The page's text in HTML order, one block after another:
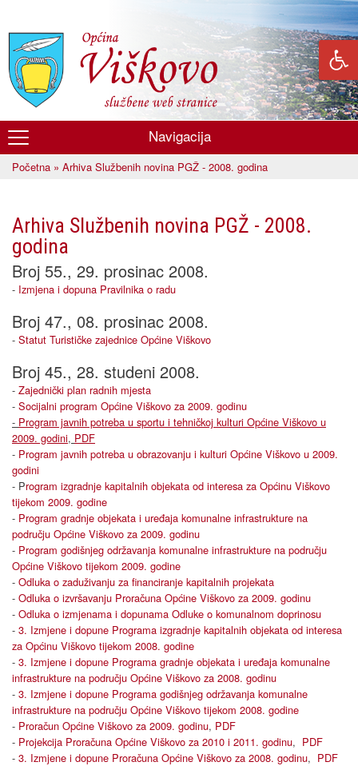
glavni
sadržaj
Općina
Viškovo
Navigacija
Početna » Arhiva Službenih novina PGŽ - 2008. godina
Arhiva Službenih novina PGŽ - 2008.
godina
Broj 55., 29. prosinac 2008.
- Izmjena i dopuna Pravilnika o radu
Broj 47., 08. prosinac 2008.
- Statut Turističke zajednice Općine Viškovo
Broj 45., 28. studeni 2008.
- Zajednički plan radnih mjesta
- Socijalni program Općine Viškovo za 2009. godinu
- Program javnih potreba u sportu i tehničkoj kulturi Općine Viškovo u
2009. godini, PDF
- Program javnih potreba u obrazovanju i kulturi Općine Viškovo u 2009.
godini
- Program izgradnje kapitalnih objekata od interesa za Općinu Viškovo
tijekom 2009. godine
- Program gradnje objekata i uređaja komunalne infrastrukture na
području Općine Viškovo za 2009. godinu
- Program godišnjeg održavanja komunalne infrastrukture na području
Općine Viškovo tijekom 2009. godine
- Odluka o zaduživanju za financiranje kapitalnih projekata
- Odluka o izvršavanju Proračuna Općine Viškovo za 2009. godinu
- Odluka o izmjenama i dopunama Odluke o komunalnom doprinosu
- 3. Izmjene i dopune Programa izgradnje kapitalnih objekata od interesa
za Općinu Viškovo tijekom 2008. godine
- 3. Izmjene i dopune Programa gradnje objekata i uređaja komunalne
infrastrukture na području Općine Viškovo za 2008. godinu
- 3. Izmjene i dopune Programa godišnjeg održavanja komunalne
infrastrukture na području Općine Viškovo tijekom 2008. godine
- Proračun Općine Viškovo za 2009. godinu, PDF
- Projekcija Proračuna Općine Viškovo za 2010 i 2011. godinu, PDF
- 3. Izmjene i dopune Proračuna Općine Viškovo za 2008. godinu, PDF